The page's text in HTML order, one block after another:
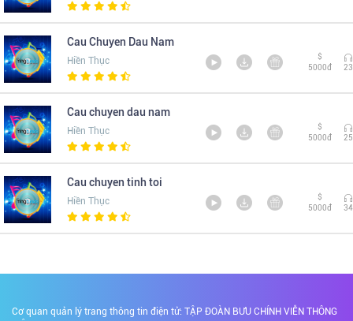
Cau Chuyen Dau Nam
Hiền Thục
$
5000đ
23
Cau chuyen dau nam
Hiền Thục
$
5000đ
25
Cau chuyen tinh toi
Hiền Thục
$
5000đ
34
Cơ quan quản lý trang thông tin điện tử: TẬP ĐOÀN BƯU CHÍNH VIỄN THÔNG